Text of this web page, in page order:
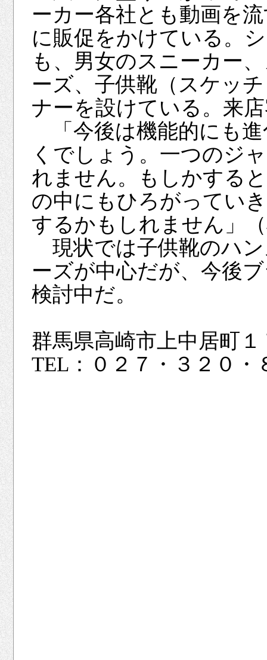
ーカー各社とも動画を
に販促をかけている。
も、男女のスニーカー
ーズ、子供靴（スケッ
ナーを設けている。来
「今後は機能的にも
くでしょう。一つのジ
れません。もしかする
の中にもひろがってい
するかもしれません」
現状では子供靴のハ
ーズが中心だが、今後
検討中だ。
群馬県高崎市上中居町
TEL：０２７・３２０・